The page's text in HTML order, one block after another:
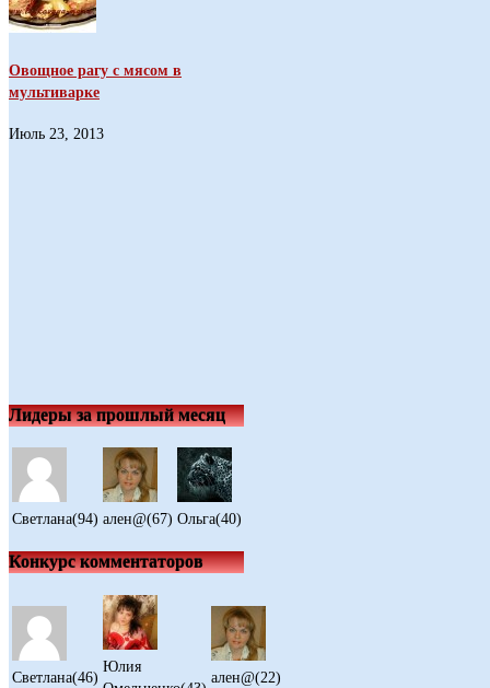
Овощное рагу с мясом в
мультиварке
Июль 23, 2013
Лидеры за прошлый месяц
Светлана(94) ален@(67) Ольга(40)
Конкурс комментаторов
Светлана(46)
Юлия
ален@(22)